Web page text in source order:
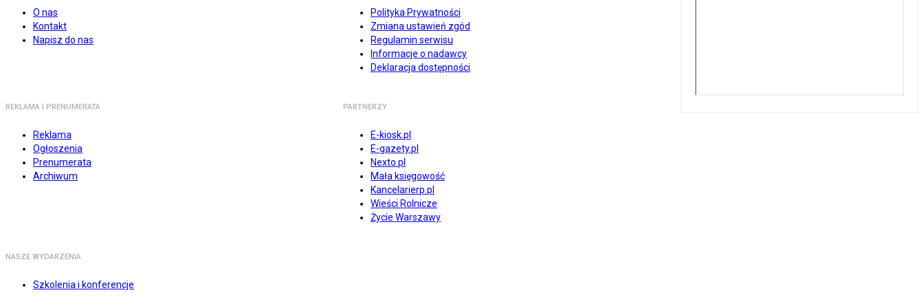
O nas
Kontakt
Napisz do nas
Polityka Prywatności
Zmiana ustawień zgód
Regulamin serwisu
Informacje o nadawcy
Deklaracja dostępności
REKLAMA I PRENUMERATA
Reklama
Ogłoszenia
Prenumerata
Archiwum
PARTNERZY
E-kiosk.pl
E-gazety.pl
Nexto.pl
Mała księgowość
Kancelarierp.pl
Wieści Rolnicze
Życie Warszawy
NASZE WYDARZENIA
Szkolenia i konferencje